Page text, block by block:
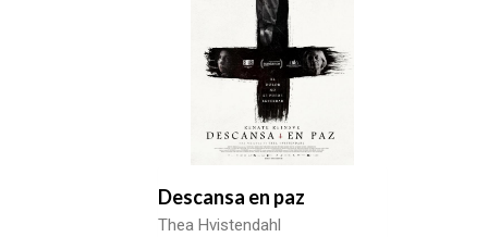
Descansa en paz
Thea Hvistendahl